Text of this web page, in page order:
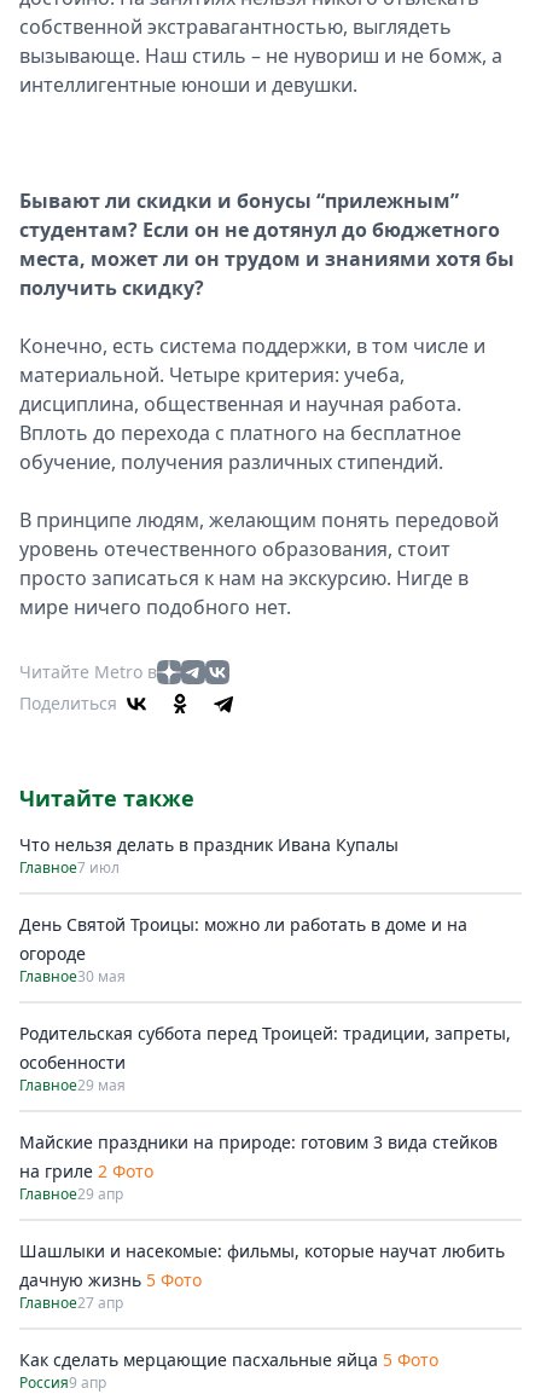
собственной экстравагантностью, выглядеть
вызывающе. Наш стиль – не нувориш и не бомж, а
интеллигентные юноши и девушки.
Бывают ли скидки и бонусы “прилежным”
студентам? Если он не дотянул до бюджетного
места, может ли он трудом и знаниями хотя бы
получить скидку?
Конечно, есть система поддержки, в том числе и
материальной. Четыре критерия: учеба,
дисциплина, общественная и научная работа.
Вплоть до перехода с платного на бесплатное
обучение, получения различных стипендий.
В принципе людям, желающим понять передовой
уровень отечественного образования, стоит
просто записаться к нам на экскурсию. Нигде в
мире ничего подобного нет.
Читайте Metro в
Поделиться
Читайте также
Что нельзя делать в праздник Ивана Купалы
Главное7 июл
День Святой Троицы: можно ли работать в доме и на
огороде
Главное30 мая
Родительская суббота перед Троицей: традиции, запреты,
особенности
Главное29 мая
Майские праздники на природе: готовим 3 вида стейков
на гриле 2 Фото
Главное29 апр
Шашлыки и насекомые: фильмы, которые научат любить
дачную жизнь 5 Фото
Главное27 апр
Как сделать мерцающие пасхальные яйца 5 Фото
Россия9 апр